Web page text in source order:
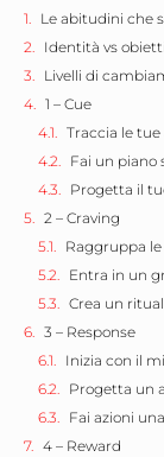
Le abitudini che
Identità vs
Livelli di
1 – Cue
Traccia le
Fai un piano
Progetta il
2 – Craving
Raggruppa
Entra in un
Crea un
3 – Response
Inizia con il
Progetta un
Fai azioni
4 – Reward